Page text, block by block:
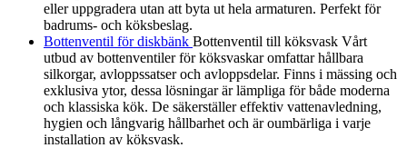
eller uppgradera utan att byta ut hela armaturen. Perfekt för
badrums- och köksbeslag.
Bottenventil för diskbänk Bottenventil till köksvask Vårt
utbud av bottenventiler för köksvaskar omfattar hållbara
silkorgar, avloppssatser och avloppsdelar. Finns i mässing och
exklusiva ytor, dessa lösningar är lämpliga för både moderna
och klassiska kök. De säkerställer effektiv vattenavledning,
hygien och långvarig hållbarhet och är oumbärliga i varje
installation av köksvask.